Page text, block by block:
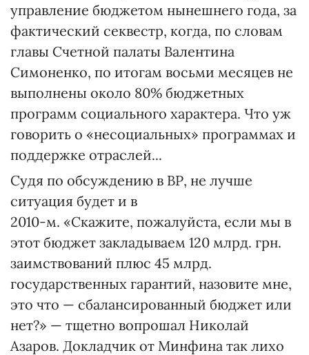
управление бюджетом нынешнего года, за
фактический секвестр, когда, по словам
главы Счетной палаты Валентина
Симоненко, по итогам восьми месяцев не
выполнены около 80% бюджетных
программ социального характера. Что уж
говорить о «несоциальных» программах и
поддержке отраслей...
Судя по обсуждению в ВР, не лучше
ситуация будет и в
2010-м. «Скажите, пожалуйста, если мы в
этот бюджет закладываем 120 млрд. грн.
заимствований плюс 45 млрд.
государственных гарантий, назовите мне,
это что — сбалансированный бюджет или
нет?» — тщетно вопрошал Николай
Азаров. Докладчик от Минфина так лихо